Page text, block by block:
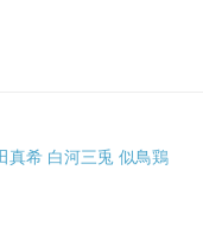
真希 白河三兎 似鳥鶏